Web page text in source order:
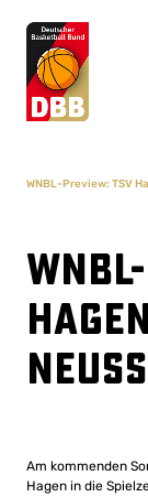
WNBL-Preview: TSV
Am kommenden
Hagen in die